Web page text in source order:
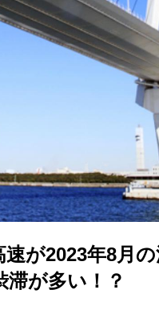
速が2023年8月
滞が多い！？